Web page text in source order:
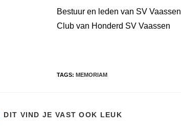
Bestuur en leden van SV Vaassen
Club van Honderd SV Vaassen
TAGS: MEMORIAM
DIT VIND JE VAST OOK LEUK